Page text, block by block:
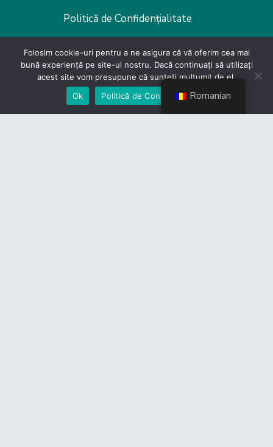
Politică de Confidențialitate
Romanian
Folosim cookie-uri pentru a ne asigura că vă oferim cea mai
bună experiență pe site-ul nostru. Dacă continuați să utilizați
acest site vom presupune că sunteți mulțumit de el.
Ok
Politică de Confidențialiate